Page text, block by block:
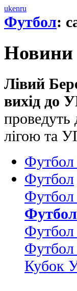
ukenru
Футбол:
Новини
Лівий
вихід до
лігою та
Футбол
Футбол
Футбол
Кубок